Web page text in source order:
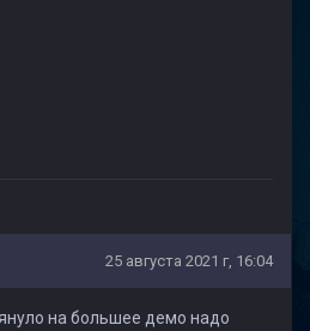
25 августа 2021 г, 16:04
на большее демо надо